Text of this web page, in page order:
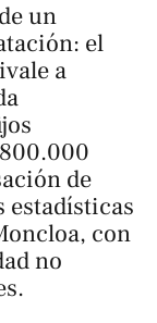
un
el
a
de
estadísticas
con
no